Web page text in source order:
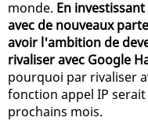
monde. En
avec de nouveaux
avoir l'ambition de
rivaliser avec Google
pourquoi par rivaliser
fonction appel IP
prochains mois.